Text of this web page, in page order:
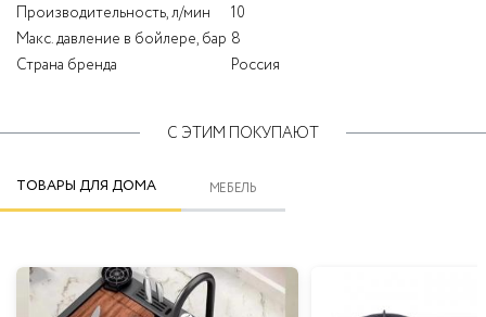
Производительность, л/мин
10
Макс. давление в бойлере, бар 8
Страна бренда
Россия
С ЭТИМ ПОКУПАЮТ
ТОВАРЫ ДЛЯ ДОМА МЕБЕЛЬ